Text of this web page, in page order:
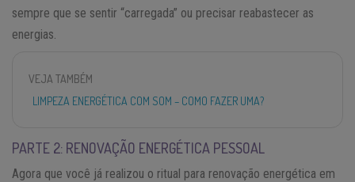
sempre que se sentir “carregada” ou precisar reabastecer as
energias.
VEJA TAMBÉM
LIMPEZA ENERGÉTICA COM SOM – COMO FAZER UMA?
PARTE 2: RENOVAÇÃO ENERGÉTICA PESSOAL
Agora que você já realizou o ritual para renovação energética em